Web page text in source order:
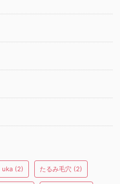
uka (2) たるみ毛穴 (2)